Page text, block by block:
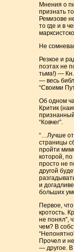
Мнения о
признать
Ремизове
то где и в
Не
Резкое и
поэтах не
тьма!) —
— весь
“Своими
Об одном
Критик
“Ковчег”.
“…Лучше
страницы
пройти
которой,
просто не
другой
и
больших
Первое,
кротость.
не понял”,
чем? В
Прочел и
— другое. В